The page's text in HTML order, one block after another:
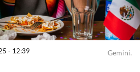
Gemini.
- 12:39